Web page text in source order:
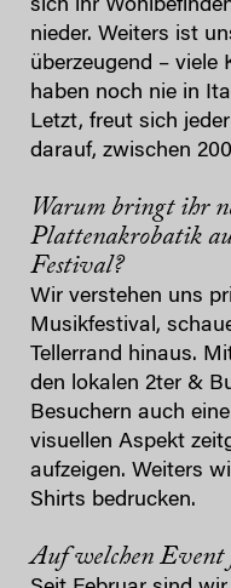
sich ihr
nieder. Weiters ist
überzeugend – viele
haben noch nie in
Letzt, freut sich
darauf, zwischen
Warum bringt ihr
Plattenakrobatik
Festival?
Wir verstehen uns
Musikfestival,
Tellerrand hinaus.
den lokalen 2ter &
Besuchern auch
visuellen Aspekt
aufzeigen. Weiters
Shirts bedrucken.
Auf welchen Event